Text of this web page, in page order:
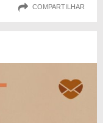
COMPARTILHAR